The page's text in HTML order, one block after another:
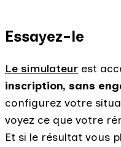
Essayez-le
Le simulateur est
inscription, sans
configurez votre
voyez ce que votre
Et si le résultat vous